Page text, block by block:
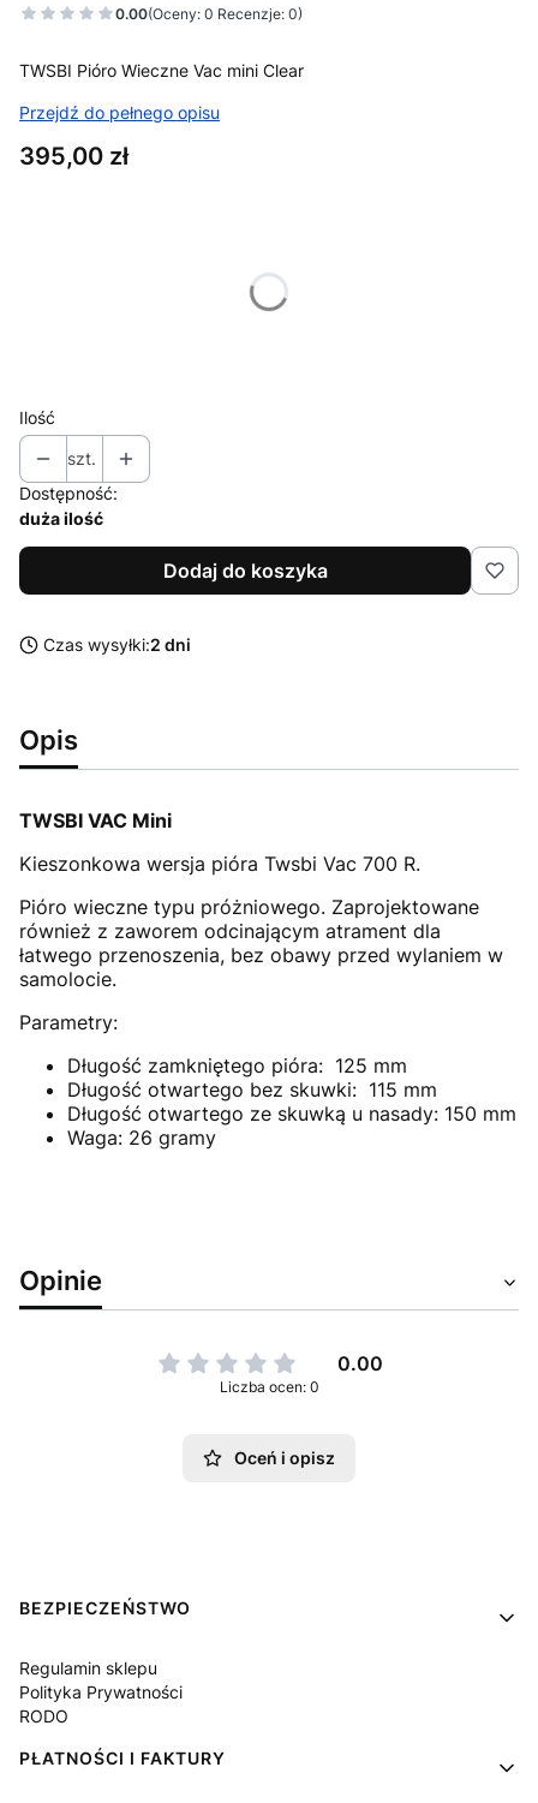
0.00(Oceny: 0 Recenzje: 0)
TWSBI Pióro Wieczne Vac mini Clear
Przejdź do pełnego opisu
Cena
395,00 zł
Ilość
szt.
Dostępność:
duża ilość
Dodaj do koszyka
Czas wysyłki:2 dni
Opis
TWSBI VAC Mini
Kieszonkowa wersja pióra Twsbi Vac 700 R.
Pióro wieczne typu próżniowego. Zaprojektowane
również z zaworem odcinającym atrament dla
łatwego przenoszenia, bez obawy przed wylaniem w
samolocie.
Parametry:
Długość zamkniętego pióra: 125 mm
Długość otwartego bez skuwki: 115 mm
Długość otwartego ze skuwką u nasady: 150 mm
Waga: 26 gramy
Opinie
0.00
Liczba ocen: 0
Oceń i opisz
Linki w stopce
BEZPIECZEŃSTWO
Regulamin sklepu
Polityka Prywatności
RODO
PŁATNOŚCI I FAKTURY